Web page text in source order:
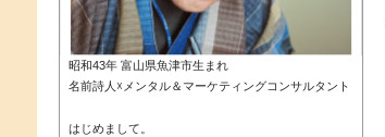
昭和43年 富山県魚津市生まれ
名前詩人☓メンタル＆マーケティングコンサルタント
はじめまして。